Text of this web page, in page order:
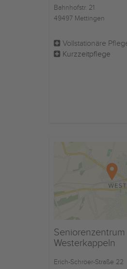
Bahnhofstr. 21
49497 Mettingen
Vollstationäre
Kurzzeitpflege
Seniorenzentrum
Westerkappeln
Erich-Schröer-Straße 22